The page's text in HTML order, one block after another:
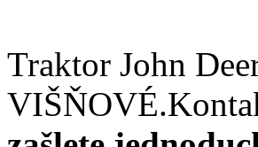
Traktor John